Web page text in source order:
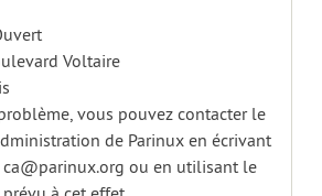
Voltaire
vous pouvez contacter le
de Parinux en écrivant
ca@parinux.org ou en utilisant le